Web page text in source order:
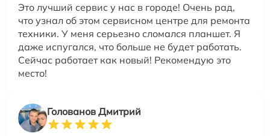
Это лучший сервис у нас в городе! Очень рад,
что узнал об этом сервисном центре для ремонта
техники. У меня серьезно сломался планшет. Я
даже испугался, что больше не будет работать.
Сейчас работает как новый! Рекомендую это
место!
Голованов Дмитрий